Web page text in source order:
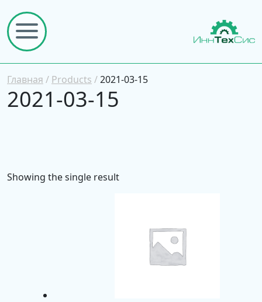
Главная / Products /2021-03-15
2021-03-15
Showing the single result